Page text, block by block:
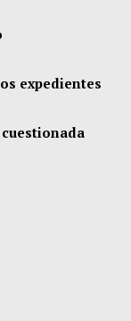
expedientes